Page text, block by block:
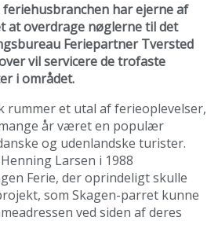
feriehusbranchen har ejerne af
at overdrage nøglerne til det
Feriepartner Tversted
vil servicere de trofaste
i området.
rummer et utal af ferieoplevelser,
år været en populær
og udenlandske turister.
Larsen i 1988
Ferie, der oprindeligt skulle
som Skagen-parret kunne
ved siden af deres